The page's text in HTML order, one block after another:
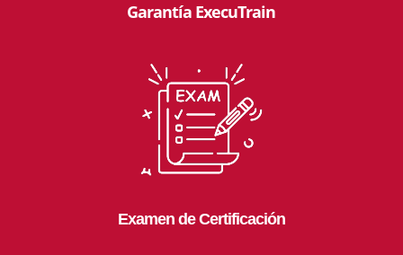
Garantía ExecuTrain
Examen de Certificación